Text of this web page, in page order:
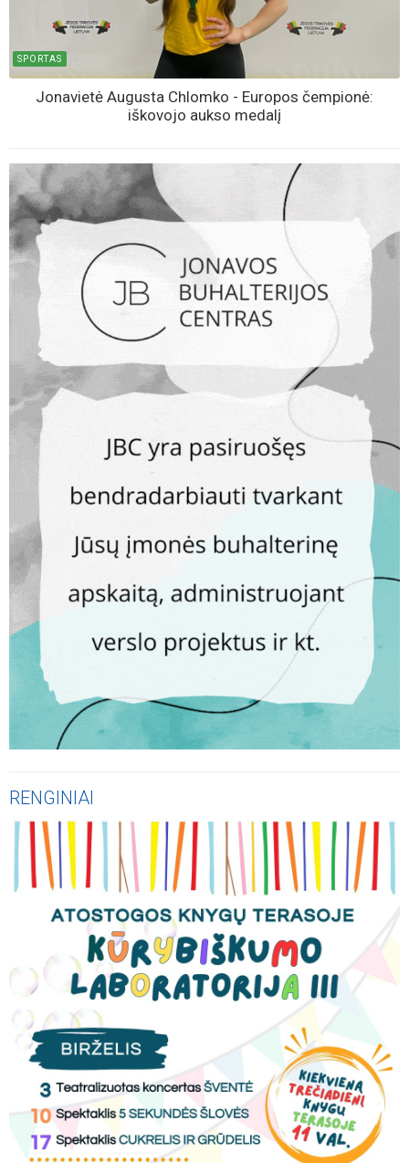
SPORTAS
Jonavietė Augusta Chlomko - Europos čempionė:
iškovojo aukso medalį
RENGINIAI